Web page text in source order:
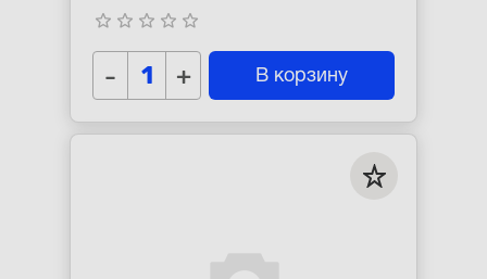
star_border star_border star_border star_border star_border
- + В корзину